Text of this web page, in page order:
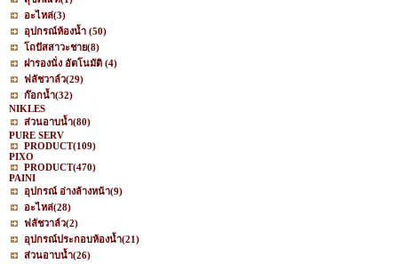
อะไหล่(3)
อุปกรณ์ห้องน้ำ (50)
โถปัสสาวะชาย(8)
ฝารองนั่ง อัตโนมัติ (4)
ฟลัชวาล์ว(29)
ก๊อกน้ำ(32)
NIKLES
ส่วนอาบน้ำ(80)
PURE SERV
PRODUCT(109)
PIXO
PRODUCT(470)
PAINI
อุปกรณ์ อ่างล้างหน้า(9)
อะไหล่(28)
ฟลัชวาล์ว(2)
อุปกรณ์ประกอบห้องน้ำ(21)
ส่วนอาบน้ำ(26)